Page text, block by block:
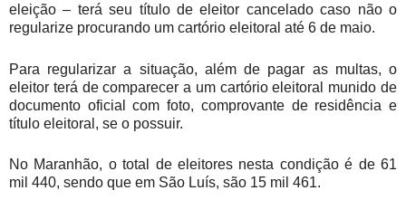
eleição – terá seu título de eleitor cancelado caso não o
regularize procurando um cartório eleitoral até 6 de maio.
Para regularizar a situação, além de pagar as multas, o
eleitor terá de comparecer a um cartório eleitoral munido de
documento oficial com foto, comprovante de residência e
título eleitoral, se o possuir.
No Maranhão, o total de eleitores nesta condição é de 61
mil 440, sendo que em São Luís, são 15 mil 461.